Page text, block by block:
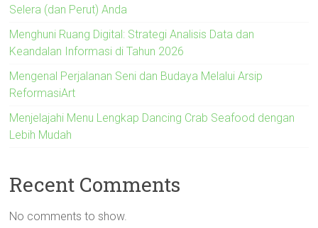
Selera (dan Perut) Anda
Menghuni Ruang Digital: Strategi Analisis Data dan
Keandalan Informasi di Tahun 2026
Mengenal Perjalanan Seni dan Budaya Melalui Arsip
ReformasiArt
Menjelajahi Menu Lengkap Dancing Crab Seafood dengan
Lebih Mudah
Recent Comments
No comments to show.